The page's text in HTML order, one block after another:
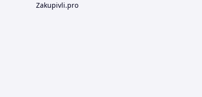
Zakupivli.pro